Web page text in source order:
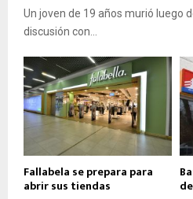
Un joven de 19 años murió luego
discusión con...
Fallabela se prepara para
abrir sus tiendas